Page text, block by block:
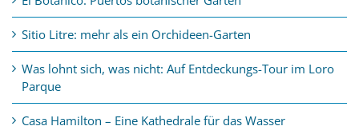
Sitio Litre: mehr als ein Orchideen-Garten
Was lohnt sich, was nicht: Auf Entdeckungs-Tour im Loro
Parque
Casa Hamilton – Eine Kathedrale für das Wasser